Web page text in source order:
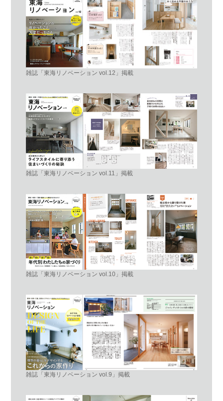
雑誌「東海リノベーション vol.12」掲載
雑誌「東海リノベーション vol.11」掲載
雑誌「東海リノベーション vol.10」掲載
雑誌「東海リノベーション vol.9」掲載